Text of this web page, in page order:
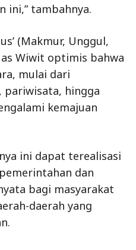
ini,” tambahnya.
(Makmur, Unggul,
Wiwit optimis bahwa
mulai dari
hingga
kemajuan
ini dapat terealisasi
dan
bagi masyarakat
daerah yang